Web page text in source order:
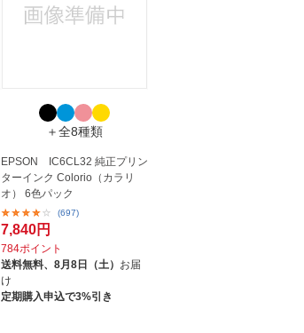
＋全8種類
EPSON IC6CL32 純正プリン
ターインク Colorio（カラリ
オ） 6色パック
(697)
7,840円
784ポイント
送料無料、 8月8日（土） お届
け
定期購入申込で3%引き